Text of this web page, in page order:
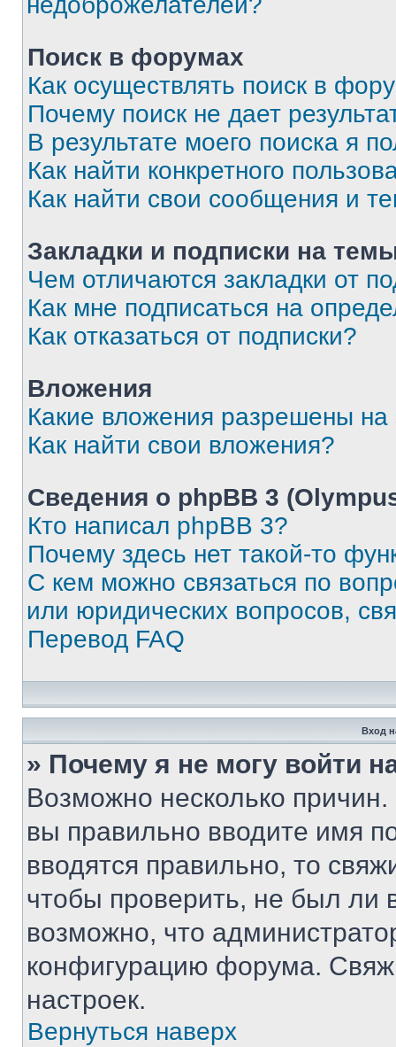
Поиск в форумах
Как осуществлять поиск в
Почему поиск не дает
В результате моего поиска я
Как найти конкретного
Как найти свои сообщения и
Закладки и подписки на
Чем отличаются закладки от
Как мне подписаться на
Как отказаться от подписки?
Вложения
Какие вложения разрешены
Как найти свои вложения?
Сведения о phpBB 3
Кто написал phpBB 3?
Почему здесь нет такой-то
С кем можно связаться по
или юридических вопросов,
Перевод FAQ
Вход
» Почему я не могу войти
Возможно несколько
вы правильно вводите имя
вводятся правильно, то
чтобы проверить, не был ли
возможно, что
конфигурацию форума.
настроек.
Вернуться наверх